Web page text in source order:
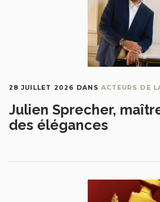
28 JUILLET 2026 DANSACTEURS DE
Julien Sprecher,
des élégances